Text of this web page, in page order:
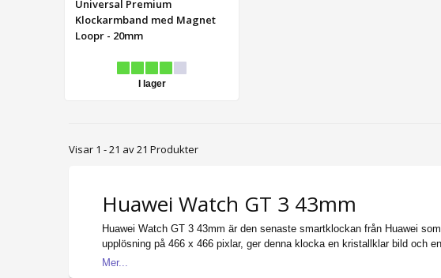
Universal Premium
Klockarmband med Magnet
Loopr - 20mm
I lager
Visar 1 - 21 av 21 Produkter
Huawei Watch GT 3 43mm
Huawei Watch GT 3 43mm är den senaste smartklockan från Huawei
upplösning på 466 x 466 pixlar, ger denna klocka en kristallklar bild och
Mer